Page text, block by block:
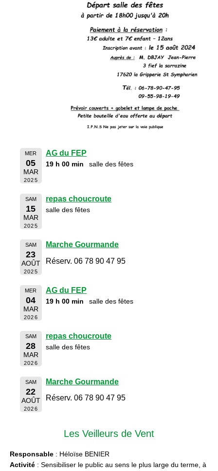
MER
05
MAR
2025
AG du FEP
19 h 00 min salle des fêtes
SAM
15
MAR
2025
repas choucroute
salle des fêtes
SAM
23
AOÛT
2025
Marche Gourmande
Réserv. 06 78 90 47 95
MER
04
MAR
2026
AG du FEP
19 h 00 min salle des fêtes
SAM
28
MAR
2026
repas choucroute
salle des fêtes
SAM
22
AOÛT
2026
Marche Gourmande
Réserv. 06 78 90 47 95
Les Veilleurs de Vent
Responsable : Héloïse BENIER
Activité : Sensibiliser le public au sens le plus large du terme, à